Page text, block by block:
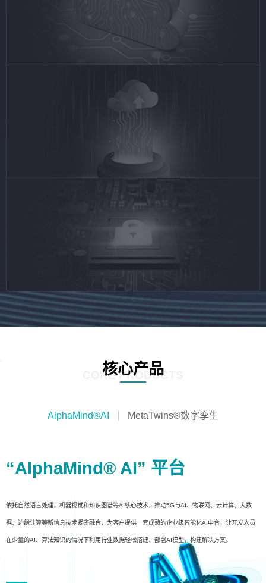
核心产品
CORE PRODUCTS
AlphaMind®AI MetaTwins®数字孪生
“AlphaMind® AI” 平台
依托自然语言处理，机器视觉和知识图谱等AI核心技术，推动5G与AI、物联网、云计算、大数
据、边缘计算等新信息技术紧密融合，为客户提供一套成熟的企业级智能化AI中台，让开发人员
在少量的AI、算法知识的情况下利用行业数据轻松搭建、部署AI模型，构建解决方案。